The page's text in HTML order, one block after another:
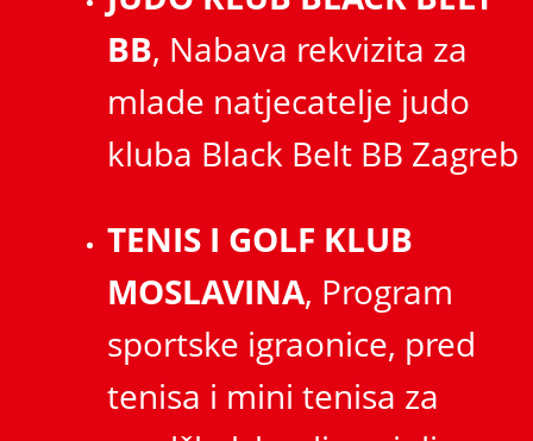
BB, Nabava rekvizita za
mlade natjecatelje judo
kluba Black Belt BB Zagreb
TENIS I GOLF KLUB
MOSLAVINA, Program
sportske igraonice, pred
tenisa i mini tenisa za